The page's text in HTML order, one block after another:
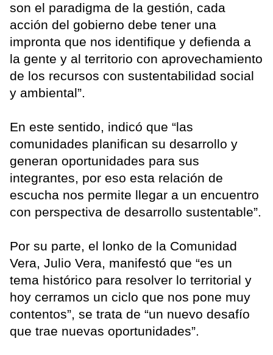
son el paradigma de la gestión, cada
acción del gobierno debe tener una
impronta que nos identifique y defienda a
la gente y al territorio con aprovechamiento
de los recursos con sustentabilidad social
y ambiental”.
En este sentido, indicó que “las
comunidades planifican su desarrollo y
generan oportunidades para sus
integrantes, por eso esta relación de
escucha nos permite llegar a un encuentro
con perspectiva de desarrollo sustentable”.
Por su parte, el lonko de la Comunidad
Vera, Julio Vera, manifestó que “es un
tema histórico para resolver lo territorial y
hoy cerramos un ciclo que nos pone muy
contentos”, se trata de “un nuevo desafío
que trae nuevas oportunidades”.